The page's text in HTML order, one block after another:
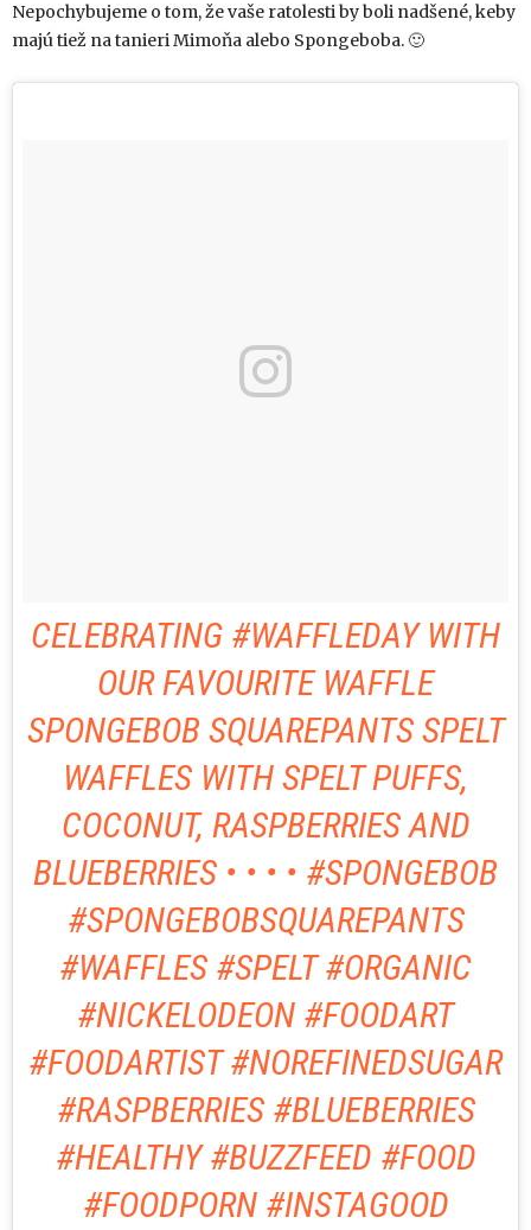
Nepochybujeme o tom, že vaše ratolesti by boli nadšené, keby
majú tiež na tanieri Mimoňa alebo Spongeboba. 🙂
CELEBRATING #WAFFLEDAY WITH
OUR FAVOURITE WAFFLE
SPONGEBOB SQUAREPANTS SPELT
WAFFLES WITH SPELT PUFFS,
COCONUT, RASPBERRIES AND
BLUEBERRIES • • • • #SPONGEBOB
#SPONGEBOBSQUAREPANTS
#WAFFLES #SPELT #ORGANIC
#NICKELODEON #FOODART
#FOODARTIST #NOREFINEDSUGAR
#RASPBERRIES #BLUEBERRIES
#HEALTHY #BUZZFEED #FOOD
#FOODPORN #INSTAGOOD